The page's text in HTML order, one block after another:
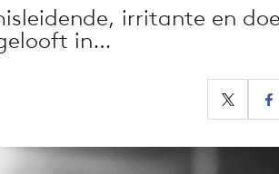
& crisis
irritante en
in…